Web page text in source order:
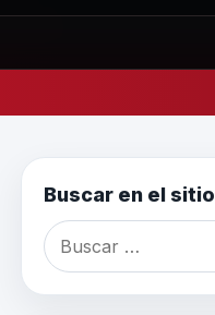
Buscar en el sitio